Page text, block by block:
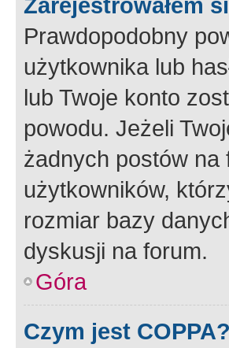
Prawdopodobny
użytkownika lub
lub Twoje konto
powodu. Jeżeli
żadnych postów
użytkowników,
rozmiar bazy
dyskusji na forum.
Góra
Czym jest COPPA?